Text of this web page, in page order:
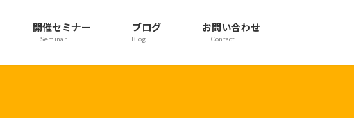
開催セミナー
Seminar
ブログ
Blog
お問い合わせ
Contact